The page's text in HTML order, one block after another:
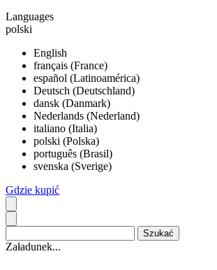
Languages
polski
English
français (France)
español (Latinoamérica)
Deutsch (Deutschland)
dansk (Danmark)
Nederlands (Nederland)
italiano (Italia)
polski (Polska)
português (Brasil)
svenska (Sverige)
Gdzie kupić
Załadunek...